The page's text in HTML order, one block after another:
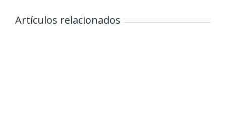
Artículos relacionados